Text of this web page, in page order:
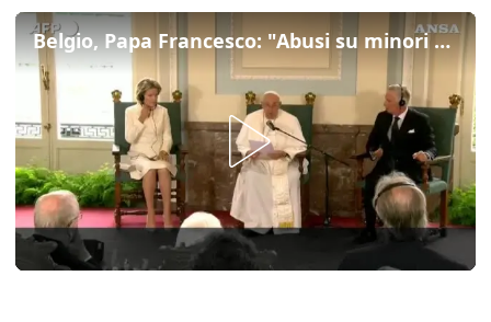
Belgio, Papa Francesco: "Abusi su minori sono una vergogna"